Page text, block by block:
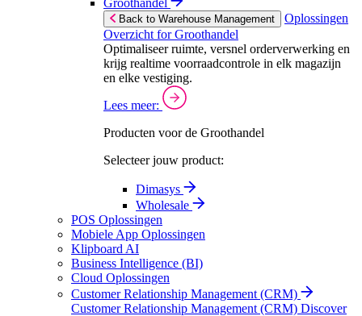
Groothandel
Back to Warehouse Management
Oplossingen
Overzicht for Groothandel
Optimaliseer ruimte, versnel orderverwerking en
krijg realtime voorraadcontrole in elk magazijn
en elke vestiging.
Lees meer:
Producten voor de Groothandel
Selecteer jouw product:
Dimasys
Wholesale
POS Oplossingen
Mobiele App Oplossingen
Klipboard AI
Business Intelligence (BI)
Cloud Oplossingen
Customer Relationship Management (CRM)
Customer Relationship Management (CRM) Discover